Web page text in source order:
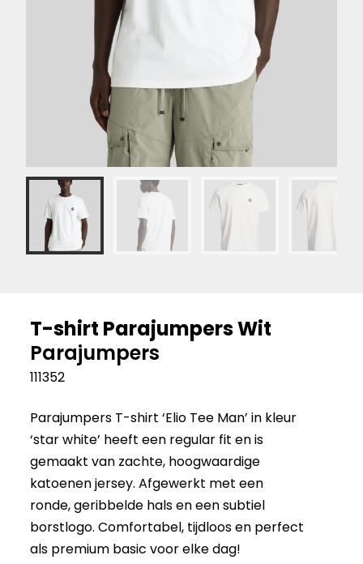
T-shirt Parajumpers Wit
Parajumpers
111352
Parajumpers T-shirt ‘Elio Tee Man’ in kleur
‘star white’ heeft een regular fit en is
gemaakt van zachte, hoogwaardige
katoenen jersey. Afgewerkt met een
ronde, geribbelde hals en een subtiel
borstlogo. Comfortabel, tijdloos en perfect
als premium basic voor elke dag!